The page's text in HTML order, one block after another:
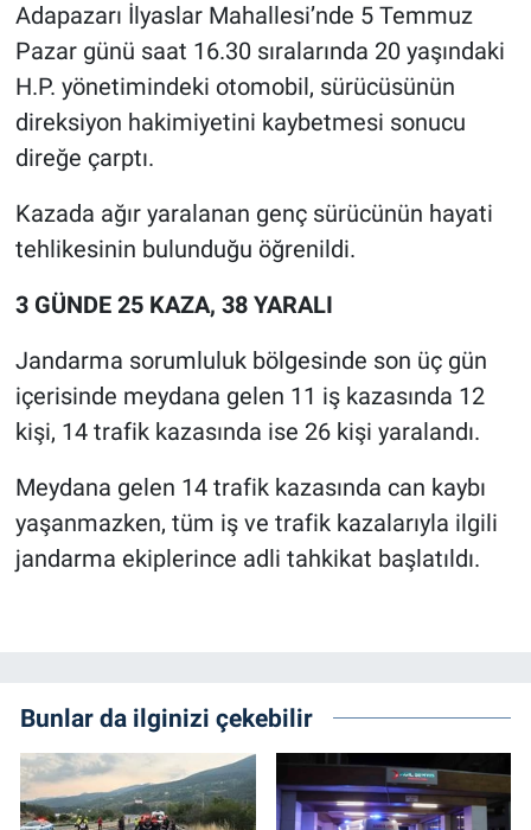
Adapazarı İlyaslar Mahallesi’nde 5 Temmuz
Pazar günü saat 16.30 sıralarında 20 yaşındaki
H.P. yönetimindeki otomobil, sürücüsünün
direksiyon hakimiyetini kaybetmesi sonucu
direğe çarptı.
Kazada ağır yaralanan genç sürücünün hayati
tehlikesinin bulunduğu öğrenildi.
3 GÜNDE 25 KAZA, 38 YARALI
Jandarma sorumluluk bölgesinde son üç gün
içerisinde meydana gelen 11 iş kazasında 12
kişi, 14 trafik kazasında ise 26 kişi yaralandı.
Meydana gelen 14 trafik kazasında can kaybı
yaşanmazken, tüm iş ve trafik kazalarıyla ilgili
jandarma ekiplerince adli tahkikat başlatıldı.
Bunlar da ilginizi çekebilir